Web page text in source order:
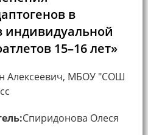
в
индивидуальной
15–16 лет»
Алексеевич, МБОУ "СОШ
Спиридонова Олеся